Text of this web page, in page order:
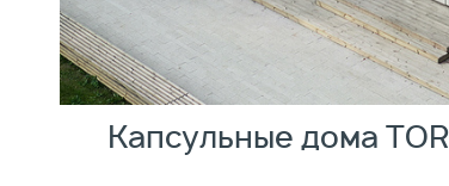
Капсульные дома TOR